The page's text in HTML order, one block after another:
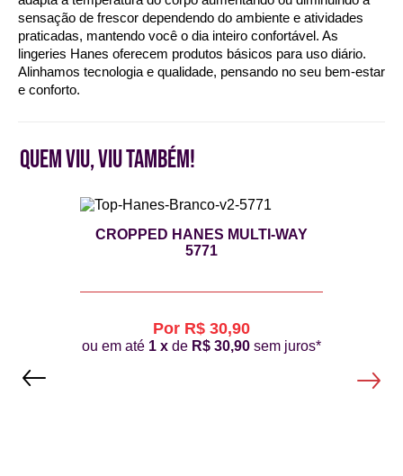
QUEM VIU, VIU TAMBÉM!
Previous
CROPPED HANES MULTI-WAY
5771
Por R$ 30,90
ou em até 1 xde R$ 30,90sem juros*